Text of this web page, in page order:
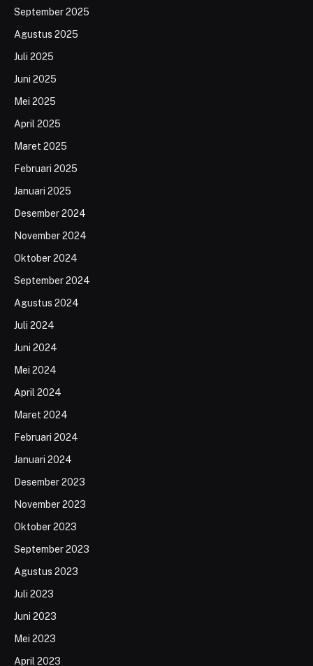
September 2025
Agustus 2025
Juli 2025
Juni 2025
Mei 2025
April 2025
Maret 2025
Februari 2025
Januari 2025
Desember 2024
November 2024
Oktober 2024
September 2024
Agustus 2024
Juli 2024
Juni 2024
Mei 2024
April 2024
Maret 2024
Februari 2024
Januari 2024
Desember 2023
November 2023
Oktober 2023
September 2023
Agustus 2023
Juli 2023
Juni 2023
Mei 2023
April 2023